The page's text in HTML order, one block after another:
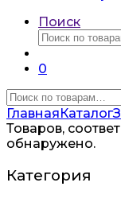
Поиск
Искать:
0
Искать:
ГлавнаяКаталог
Товаров,
обнаружено.
Категория